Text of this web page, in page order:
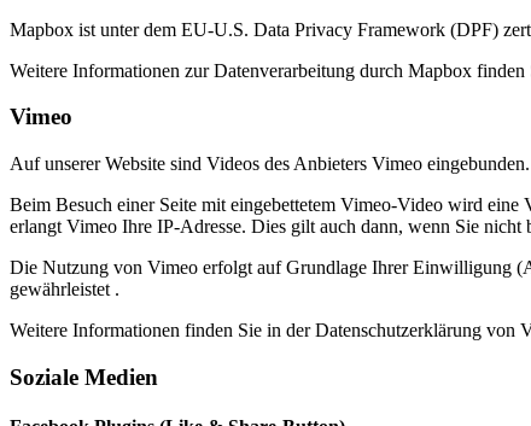
Mapbox ist unter dem EU-U.S. Data Privacy Framework (DPF)
Weitere Informationen zur Datenverarbeitung durch Mapbox
Vimeo
Auf unserer Website sind Videos des Anbieters Vimeo
Beim Besuch einer Seite mit eingebettetem Vimeo-Video wird
erlangt Vimeo Ihre IP-Adresse. Dies gilt auch dann, wenn Sie
Die Nutzung von Vimeo erfolgt auf Grundlage Ihrer Einwilligung
gewährleistet .
Weitere Informationen finden Sie in der Datenschutzerklärung von
Soziale Medien